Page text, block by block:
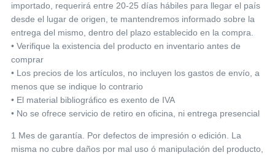
importado, requerirá entre 20-25 días hábiles para llegar el país
desde el lugar de origen, te mantendremos informado sobre la
entrega del mismo, dentro del plazo establecido en la compra.
• Verifique la existencia del producto en inventario antes de
comprar
• Los precios de los artículos, no incluyen los gastos de envío, a
menos que se indique lo contrario
• El material bibliográfico es exento de IVA
• No se ofrece servicio de retiro en oficina, ni entrega presencial
1 Mes de garantía. Por defectos de impresión o edición. La
misma no cubre daños por mal uso ó manipulación del producto,